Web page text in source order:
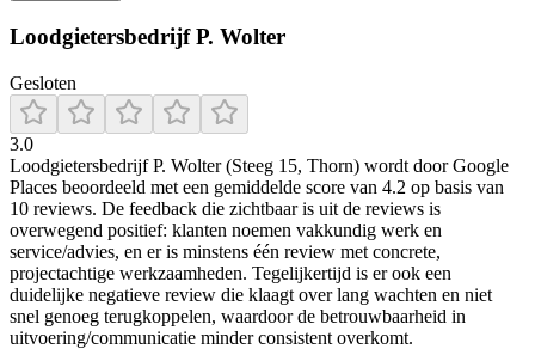
Loodgietersbedrijf P. Wolter
Gesloten
3.0
Loodgietersbedrijf P. Wolter (Steeg 15, Thorn) wordt door Google
Places beoordeeld met een gemiddelde score van 4.2 op basis van
10 reviews. De feedback die zichtbaar is uit de reviews is
overwegend positief: klanten noemen vakkundig werk en
service/advies, en er is minstens één review met concrete,
projectachtige werkzaamheden. Tegelijkertijd is er ook een
duidelijke negatieve review die klaagt over lang wachten en niet
snel genoeg terugkoppelen, waardoor de betrouwbaarheid in
uitvoering/communicatie minder consistent overkomt.